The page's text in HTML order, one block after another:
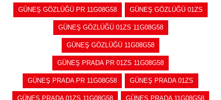
GÜNEŞ GÖZLÜĞÜ PR 11G08G58 GÜNEŞ GÖZLÜĞÜ 01ZS
GÜNEŞ GÖZLÜĞÜ 01ZS 11G08G58
GÜNEŞ GÖZLÜĞÜ 11G08G58
GÜNEŞ PRADA PR 01ZS 11G08G58
GÜNEŞ PRADA PR 11G08G58 GÜNEŞ PRADA 01ZS
GÜNEŞ PRADA 01ZS 11G08G58 GÜNEŞ PRADA 11G08G58